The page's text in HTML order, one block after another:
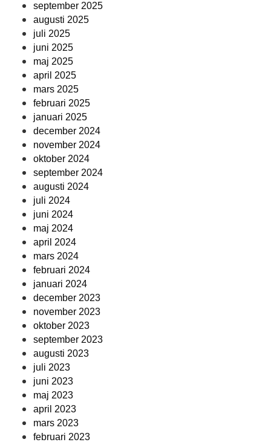
september 2025
augusti 2025
juli 2025
juni 2025
maj 2025
april 2025
mars 2025
februari 2025
januari 2025
december 2024
november 2024
oktober 2024
september 2024
augusti 2024
juli 2024
juni 2024
maj 2024
april 2024
mars 2024
februari 2024
januari 2024
december 2023
november 2023
oktober 2023
september 2023
augusti 2023
juli 2023
juni 2023
maj 2023
april 2023
mars 2023
februari 2023